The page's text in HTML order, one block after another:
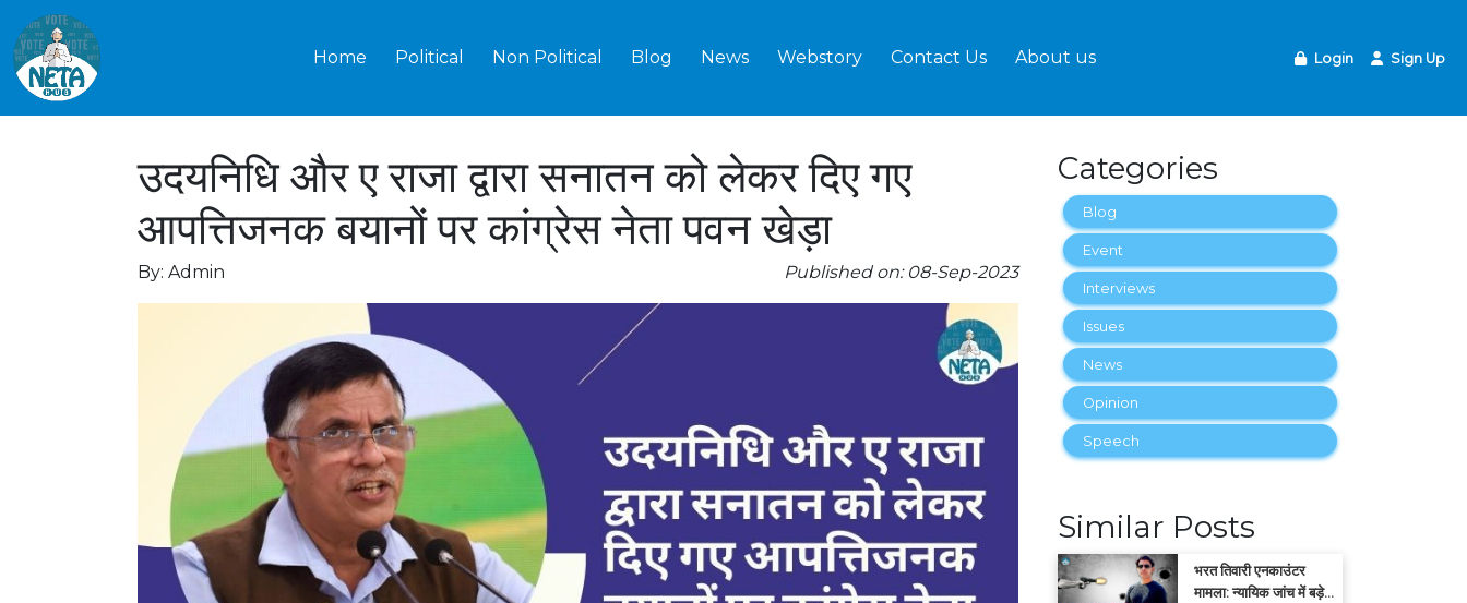
Home Political Non Political Blog News Webstory Contact Us About us Login Sign Up
उदयनिधि और ए राजा द्वारा सनातन को लेकर दिए गए
आपत्तिजनक बयानों पर कांग्रेस नेता पवन खेड़ा
By: Admin Published on: 08-Sep-2023
Categories
Blog
Event
Interviews
Issues
News
Opinion
Speech
Similar Posts
भरत तिवारी एनकाउंटर
मामला: न्यायिक जांच में बड़े